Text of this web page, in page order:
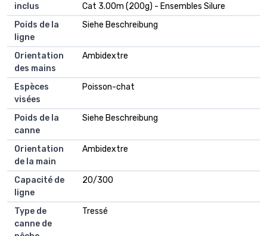
inclus
Cat 3.00m (200g) - Ensembles Silure
Poids de la
ligne
Siehe Beschreibung
Orientation
des mains
Ambidextre
Espèces
visées
Poisson-chat
Poids de la
canne
Siehe Beschreibung
Orientation
de la main
Ambidextre
Capacité de
ligne
20/300
Type de
canne de
Tressé